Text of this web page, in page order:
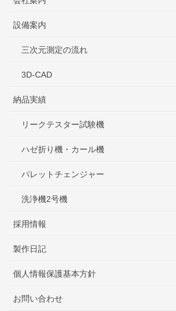
設備案内
三次元測定の流れ
3D-CAD
納品実績
リークテスター試験機
ハゼ折り機・カール機
パレットチェンジャー
洗浄機2号機
採用情報
製作日記
個人情報保護基本方針
お問い合わせ